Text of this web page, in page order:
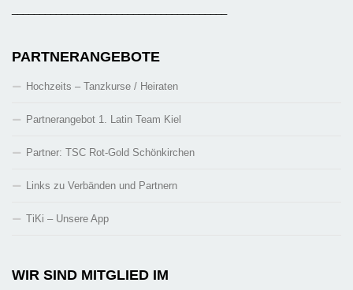
PARTNERANGEBOTE
Hochzeits – Tanzkurse / Heiraten
Partnerangebot 1. Latin Team Kiel
Partner: TSC Rot-Gold Schönkirchen
Links zu Verbänden und Partnern
TiKi – Unsere App
WIR SIND MITGLIED IM